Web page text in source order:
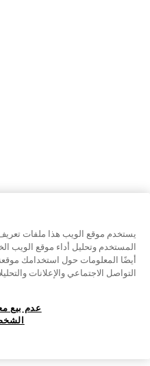
يستخدم موقع الويب هذا ملفات
المستخدم وتحليل أداء موقع الويب
أيضًا المعلومات حول استخدامك
التواصل الاجتماعي والإعلانات
عدم بيع